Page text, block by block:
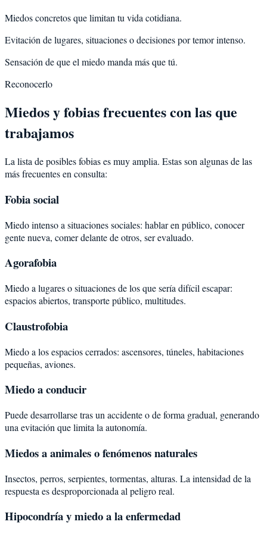
Miedos concretos que limitan tu vida cotidiana.
Evitación de lugares, situaciones o decisiones por temor intenso.
Sensación de que el miedo manda más que tú.
Reconocerlo
Miedos y fobias frecuentes con las que
trabajamos
La lista de posibles fobias es muy amplia. Estas son algunas de las
más frecuentes en consulta:
Fobia social
Miedo intenso a situaciones sociales: hablar en público, conocer
gente nueva, comer delante de otros, ser evaluado.
Agorafobia
Miedo a lugares o situaciones de los que sería difícil escapar:
espacios abiertos, transporte público, multitudes.
Claustrofobia
Miedo a los espacios cerrados: ascensores, túneles, habitaciones
pequeñas, aviones.
Miedo a conducir
Puede desarrollarse tras un accidente o de forma gradual, generando
una evitación que limita la autonomía.
Miedos a animales o fenómenos naturales
Insectos, perros, serpientes, tormentas, alturas. La intensidad de la
respuesta es desproporcionada al peligro real.
Hipocondría y miedo a la enfermedad